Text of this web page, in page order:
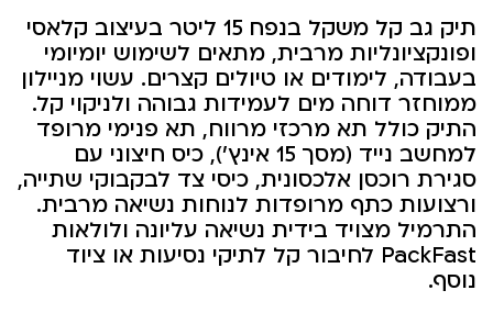
תיק גב קל משקל בנפח 15 ליטר בעיצוב קלאסי
ופונקציונליות מרבית, מתאים לשימוש יומיומי
בעבודה, לימודים או טיולים קצרים. עשוי מניילון
ממוחזר דוחה מים לעמידות גבוהה ולניקוי קל.
התיק כולל תא מרכזי מרווח, תא פנימי מרופד
למחשב נייד (מסך 15 אינץ’), כיס חיצוני עם
סגירת רוכסן אלכסונית, כיסי צד לבקבוקי שתייה,
ורצועות כתף מרופדות לנוחות נשיאה מרבית.
התרמיל מצויד בידית נשיאה עליונה ולולאות
PackFast לחיבור קל לתיקי נסיעות או ציוד
נוסף.